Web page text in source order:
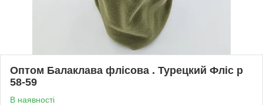
Оптом Балаклава флісова . Турецкий Фліс р
58-59
В наявності